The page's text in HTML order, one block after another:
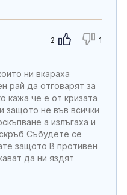
2 1
ни вкараха
рай да отговарят за
кажа че е от кризата
защото не във всички
а излъгаха и
Събудете се
защото В противен
да ни яздят